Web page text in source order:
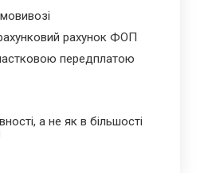
рахунок ФОП
передплатою
а не як в більшості